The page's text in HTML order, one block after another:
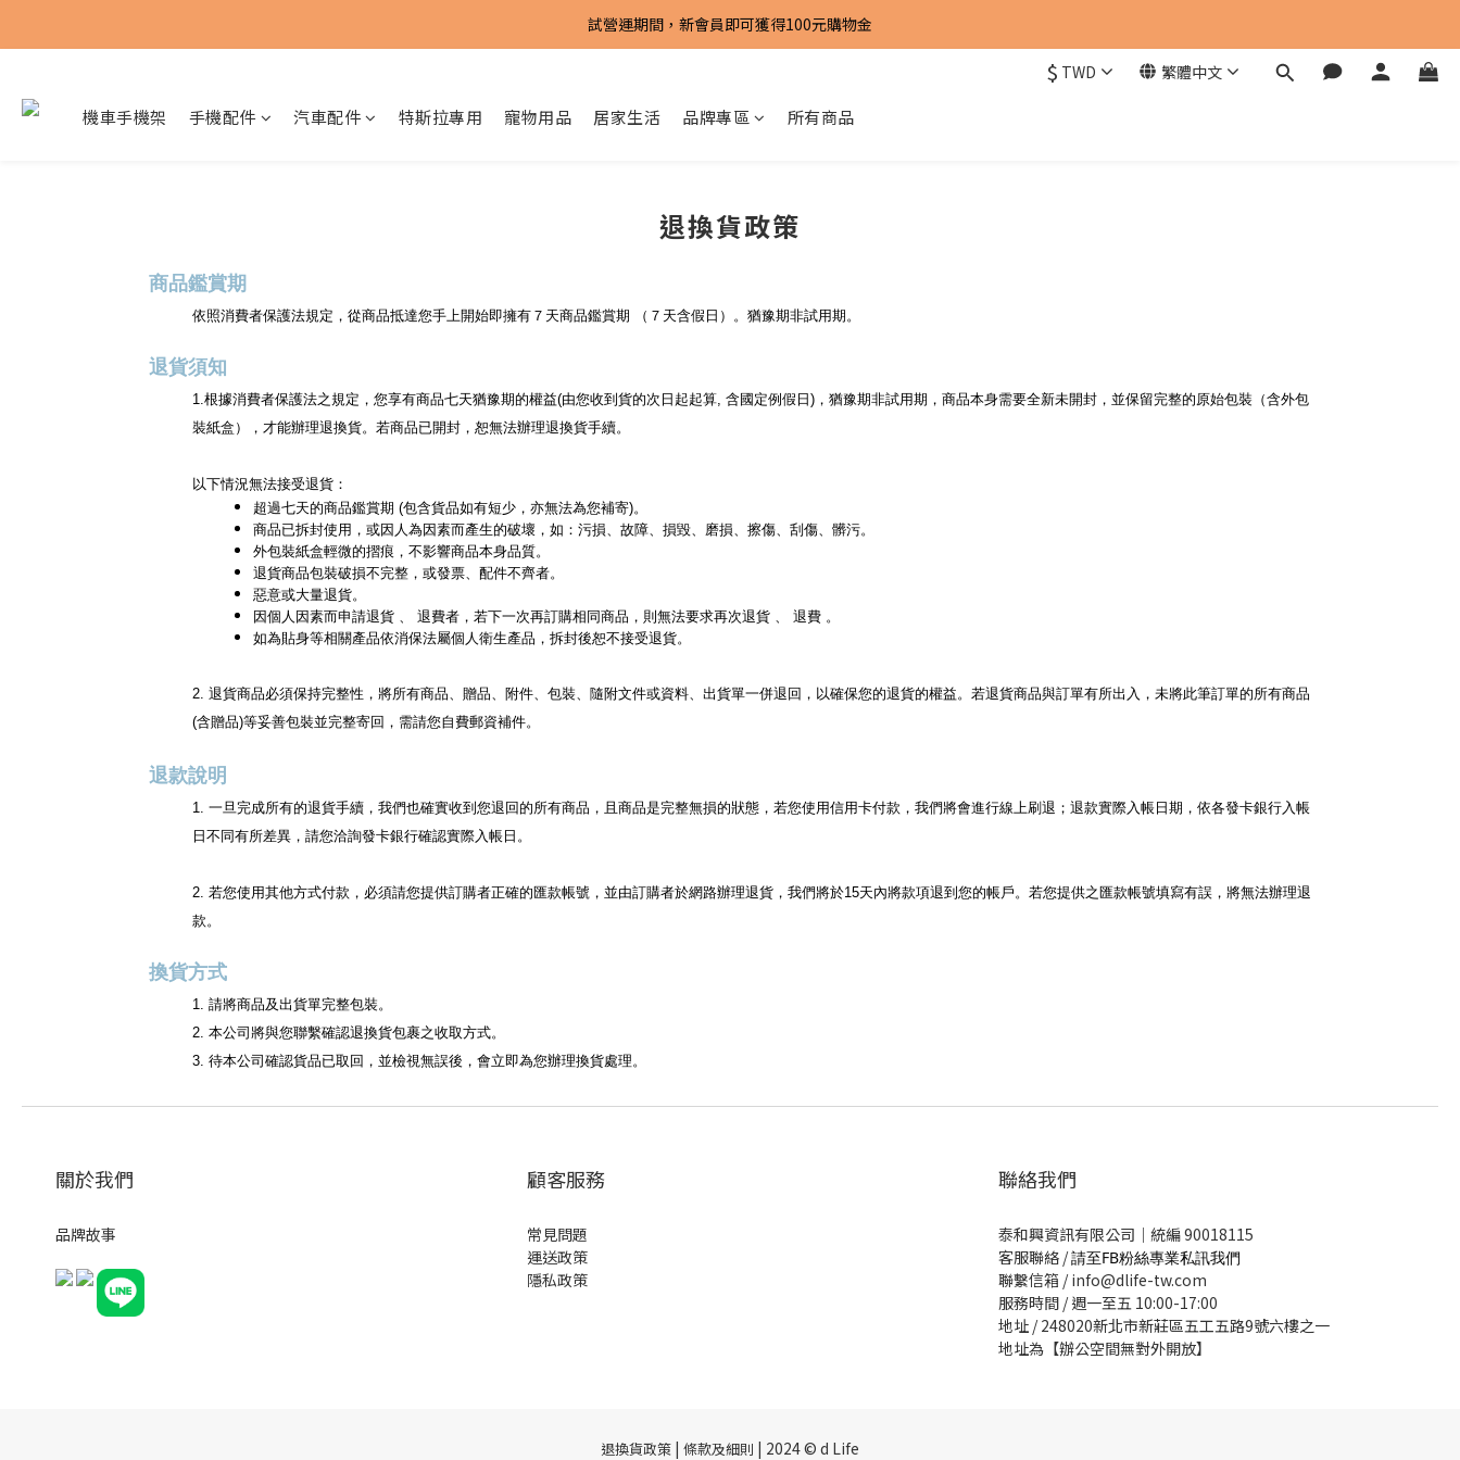
試營運期間，新會員即可獲得100元購物金
試營運期間，新會員即可獲得100元購物金
試營運期間，新會員即可獲得100元購物金
$ TWD 繁體中文
機車手機架 手機配件 汽車配件 特斯拉專用 寵物用品 居家生活 品牌專區 所有商品
退換貨政策
商品鑑賞期
依照消費者保護法規定，從商品抵達您手上開始即擁有７天商品鑑賞期 （７天含假日）。猶豫期非試用期。
退貨須知
1.根據消費者保護法之規定，您享有商品七天猶豫期的權益(由您收到貨的次日起起算, 含國定例假日)，猶豫期非試用期，商品本身需要全新未開封，並保留完整的原始包裝（含外包
裝紙盒），才能辦理退換貨。若商品已開封，恕無法辦理退換貨手續。
以下情況無法接受退貨：
超過七天的商品鑑賞期 (包含貨品如有短少，亦無法為您補寄)。
商品已拆封使用，或因人為因素而產生的破壞，如：污損、故障、損毀、磨損、擦傷、刮傷、髒污。
外包裝紙盒輕微的摺痕，不影響商品本身品質。
退貨商品包裝破損不完整，或發票、配件不齊者。
惡意或大量退貨。
因個人因素而申請退貨 、 退費者，若下一次再訂購相同商品，則無法要求再次退貨 、 退費 。
如為貼身等相關產品依消保法屬個人衛生產品，拆封後恕不接受退貨。
2. 退貨商品必須保持完整性，將所有商品、贈品、附件、包裝、隨附文件或資料、出貨單一併退回，以確保您的退貨的權益。若退貨商品與訂單有所出入，未將此筆訂單的所有商品
(含贈品)等妥善包裝並完整寄回，需請您自費郵資補件。
退款說明
1. 一旦完成所有的退貨手續，我們也確實收到您退回的所有商品，且商品是完整無損的狀態，若您使用信用卡付款，我們將會進行線上刷退；退款實際入帳日期，依各發卡銀行入帳
日不同有所差異，請您洽詢發卡銀行確認實際入帳日。
2. 若您使用其他方式付款，必須請您提供訂購者正確的匯款帳號，並由訂購者於網路辦理退貨，我們將於15天內將款項退到您的帳戶。若您提供之匯款帳號填寫有誤，將無法辦理退
款。
換貨方式
1. 請將商品及出貨單完整包裝。
2. 本公司將與您聯繫確認退換貨包裹之收取方式。
3. 待本公司確認貨品已取回，並檢視無誤後，會立即為您辦理換貨處理。
關於我們
品牌故事
顧客服務
常見問題
運送政策
隱私政策
聯絡我們
泰和興資訊有限公司｜統編 90018115
客服聯絡 /請至FB粉絲專業私訊我們
聯繫信箱 / info@dlife-tw.com
服務時間 / 週一至五 10:00-17:00
地址 / 248020新北市新莊區五工五路9號六樓之一
地址為【辦公空間無對外開放】
退換貨政策 | 條款及細則 | 2024 © d Life